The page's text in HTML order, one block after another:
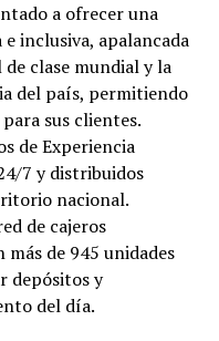
a ofrecer una
inclusiva, apalancada
clase mundial y la
del país, permitiendo
sus clientes.
de Experiencia
7 y distribuidos
nacional.
de cajeros
de 945 unidades
depósitos y
del día.